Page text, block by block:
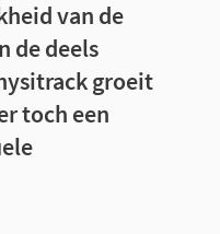
van de
de deels
groeit
toch een